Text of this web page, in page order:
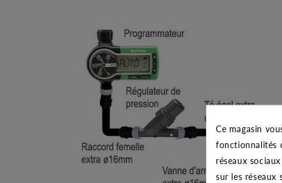
Ce magasin
fonctionnalités
réseaux
sur les réseaux